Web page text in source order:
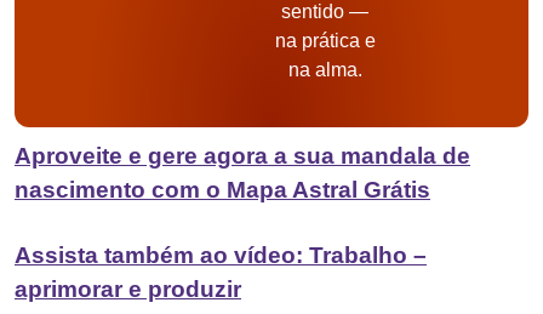
sentido —
na prática e
na alma.
Aproveite e gere agora a sua mandala de
nascimento com o Mapa Astral Grátis
Assista também ao vídeo: Trabalho –
aprimorar e produzir